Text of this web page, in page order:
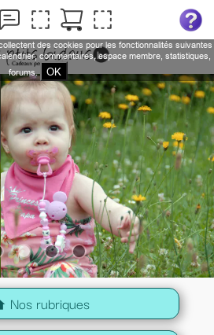
Nos rubriques
des cookies pour les fonctionnalités suivantes
commentaires, espace membre, statistiques,
forums.
OK